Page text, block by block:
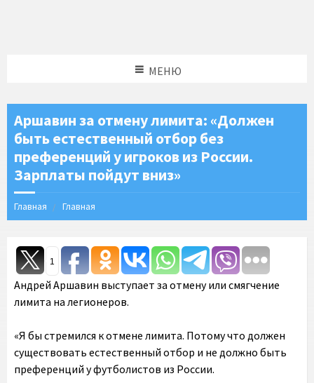
МЕНЮ
Аршавин за отмену лимита: «Должен
быть естественный отбор без
преференций у игроков из России.
Зарплаты пойдут вниз»
Главная Главная
1
Андрей Аршавин выступает за отмену или смягчение
лимита на легионеров.
«Я бы стремился к отмене лимита. Потому что должен
существовать естественный отбор и не должно быть
преференций у футболистов из России.